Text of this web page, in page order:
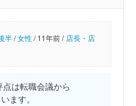
半/女性/11年前 / 店長・店
は転職会議から
ます。